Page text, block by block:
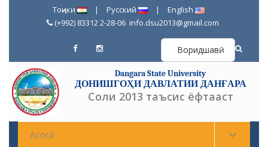
Тоҷики | Русский |
English
(+992) 83312 2-28-06 info.dsu2013@gmail.com
Воридшавӣ
Dangara State University
ДОНИШГОҲИ ДАВЛАТИИ ДАНҒАРА
Соли 2013 таъсис ёфтааст
Асосӣ